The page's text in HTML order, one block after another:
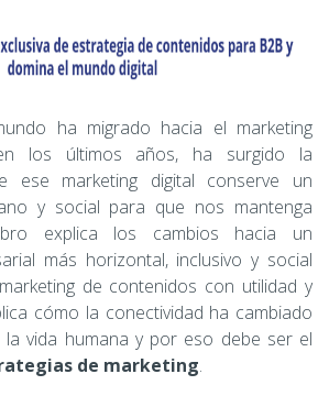
ha migrado hacia el marketing
los últimos años, ha surgido la
ese marketing digital conserve un
y social para que nos mantenga
explica los cambios hacia un
más horizontal, inclusivo y social
de contenidos con utilidad y
cómo la conectividad ha cambiado
la vida humana y por eso debe ser el
de marketing.